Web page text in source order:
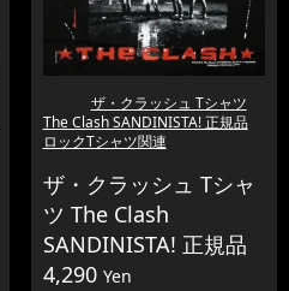
ザ・クラッシュ Tシャツ
The Clash SANDINISTA! 正規品
ロックTシャツ関連
ザ・クラッシュ Tシャ
ツ The Clash
SANDINISTA! 正規品
4,290 Yen